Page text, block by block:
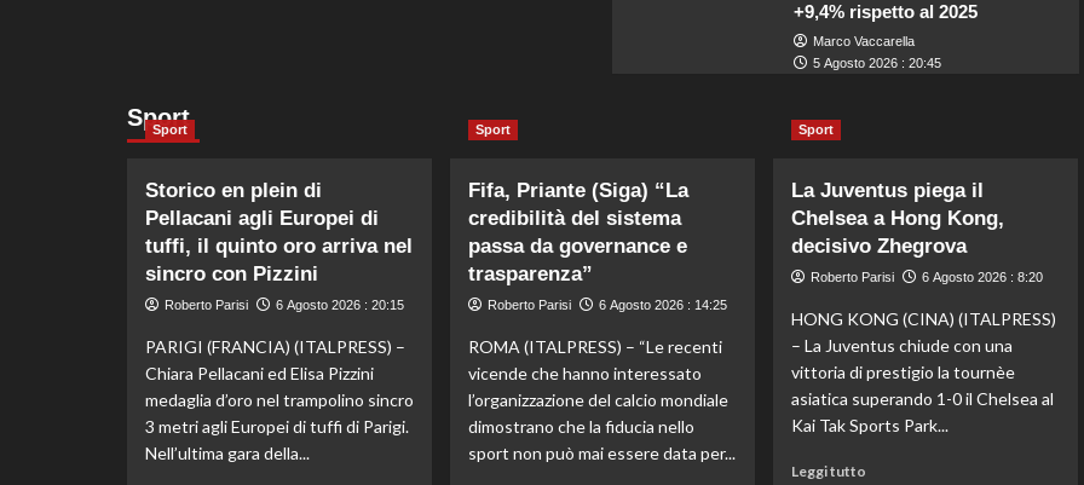
+9,4% rispetto al 2025
Marco Vaccarella
5 Agosto 2026 : 20:45
Sport
Sport
Storico en plein di
Pellacani agli Europei di
tuffi, il quinto oro arriva nel
sincro con Pizzini
Roberto Parisi 6 Agosto 2026 : 20:15
PARIGI (FRANCIA) (ITALPRESS) –
Chiara Pellacani ed Elisa Pizzini
medaglia d’oro nel trampolino sincro
3 metri agli Europei di tuffi di Parigi.
Nell’ultima gara della...
Sport
Fifa, Priante (Siga) “La
credibilità del sistema
passa da governance e
trasparenza”
Roberto Parisi 6 Agosto 2026 : 14:25
ROMA (ITALPRESS) – “Le recenti
vicende che hanno interessato
l’organizzazione del calcio mondiale
dimostrano che la fiducia nello
sport non può mai essere data per...
Sport
La Juventus piega il
Chelsea a Hong Kong,
decisivo Zhegrova
Roberto Parisi 6 Agosto 2026 : 8:20
HONG KONG (CINA) (ITALPRESS)
– La Juventus chiude con una
vittoria di prestigio la tournèe
asiatica superando 1-0 il Chelsea al
Kai Tak Sports Park...
Leggi tutto